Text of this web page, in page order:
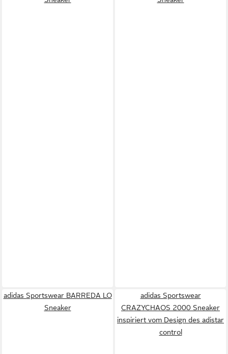
adidas Sportswear BARREDA LO
Sneaker
adidas Sportswear
CRAZYCHAOS 2000 Sneaker
inspiriert vom Design des adistar
control